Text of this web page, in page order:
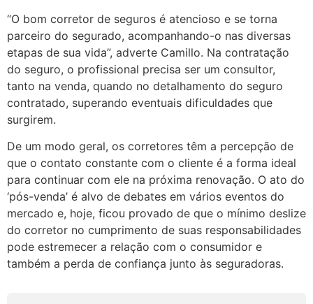
“O bom corretor de seguros é atencioso e se torna
parceiro do segurado, acompanhando-o nas diversas
etapas de sua vida”, adverte Camillo. Na contratação
do seguro, o profissional precisa ser um consultor,
tanto na venda, quando no detalhamento do seguro
contratado, superando eventuais dificuldades que
surgirem.
De um modo geral, os corretores têm a percepção de
que o contato constante com o cliente é a forma ideal
para continuar com ele na próxima renovação. O ato do
‘pós-venda’ é alvo de debates em vários eventos do
mercado e, hoje, ficou provado de que o mínimo deslize
do corretor no cumprimento de suas responsabilidades
pode estremecer a relação com o consumidor e
também a perda de confiança junto às seguradoras.